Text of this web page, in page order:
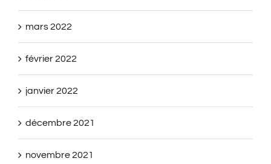
mars 2022
février 2022
janvier 2022
décembre 2021
novembre 2021